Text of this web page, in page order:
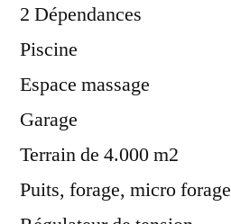
2 Dépendances
Piscine
Espace massage
Garage
Terrain de 4.000 m2
Puits, forage, micro forage